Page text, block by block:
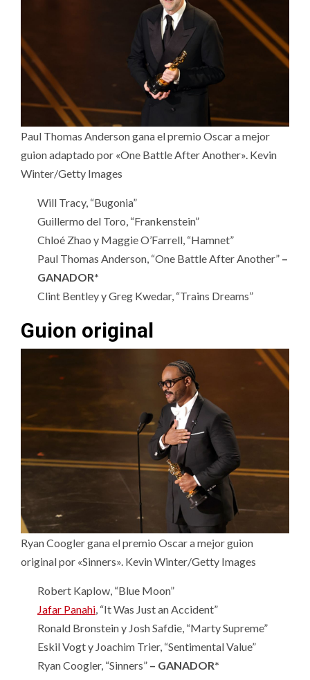
Paul Thomas Anderson gana el premio Oscar a mejor
guion adaptado por «One Battle After Another». Kevin
Winter/Getty Images
Will Tracy, “Bugonia”
Guillermo del Toro, “Frankenstein”
Chloé Zhao y Maggie O’Farrell, “Hamnet”
Paul Thomas Anderson, “One Battle After Another” –
GANADOR*
Clint Bentley y Greg Kwedar, “Trains Dreams”
Guion original
Ryan Coogler gana el premio Oscar a mejor guion
original por «Sinners». Kevin Winter/Getty Images
Robert Kaplow, “Blue Moon”
Jafar Panahi , “It Was Just an Accident”
Ronald Bronstein y Josh Safdie, “Marty Supreme”
Eskil Vogt y Joachim Trier, “Sentimental Value”
Ryan Coogler, “Sinners” – GANADOR*